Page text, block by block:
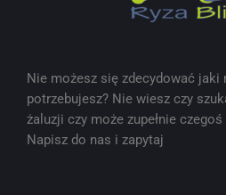
Nie możesz się zdecydować jaki
potrzebujesz? Nie wiesz czy
żaluzji czy może zupełnie czegoś
Napisz do nas i zapytaj